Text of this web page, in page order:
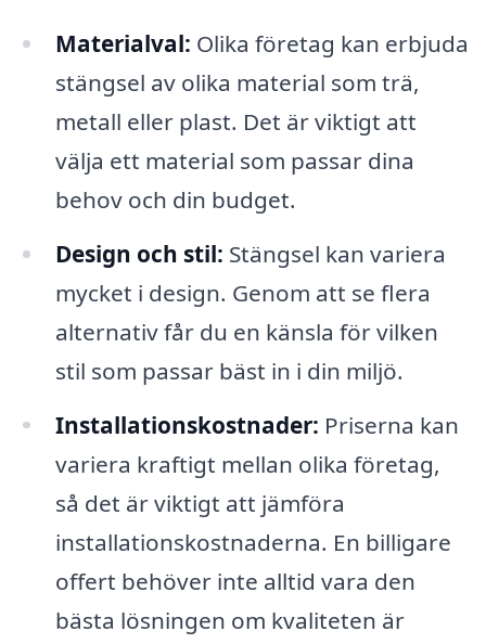
Materialval: Olika företag kan erbjuda
stängsel av olika material som trä,
metall eller plast. Det är viktigt att
välja ett material som passar dina
behov och din budget.
Design och stil: Stängsel kan variera
mycket i design. Genom att se flera
alternativ får du en känsla för vilken
stil som passar bäst in i din miljö.
Installationskostnader: Priserna kan
variera kraftigt mellan olika företag,
så det är viktigt att jämföra
installationskostnaderna. En billigare
offert behöver inte alltid vara den
bästa lösningen om kvaliteten är